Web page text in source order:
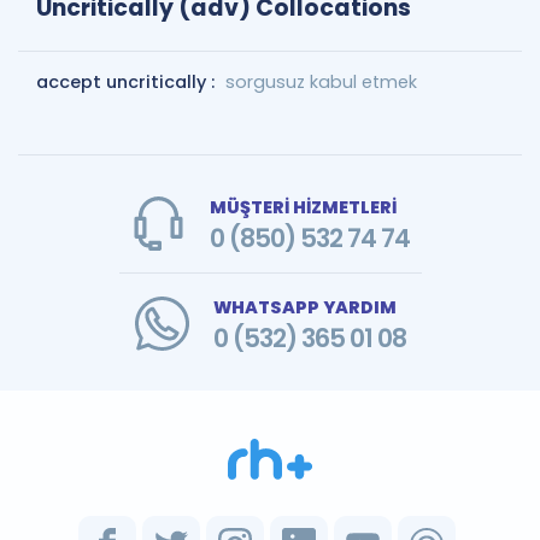
Uncritically (adv) Collocations
accept uncritically : sorgusuz kabul etmek
MÜŞTERİ HİZMETLERİ
0 (850) 532 74 74
WHATSAPP YARDIM
0 (532) 365 01 08